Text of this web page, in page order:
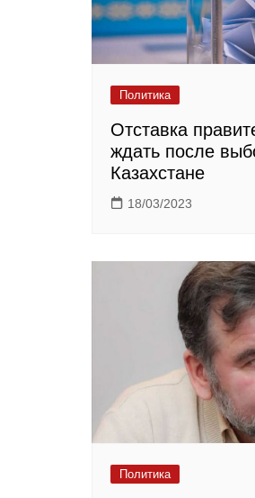
Политика
Отставка
ждать после
Казахстане
18/03/2023
Политика